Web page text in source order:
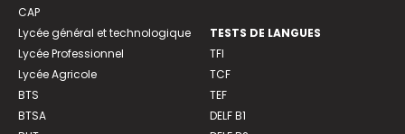
CAP
Lycée général et technologique
Lycée Professionnel
Lycée Agricole
BTS
BTSA
TESTS DE LANGUES
TFI
TCF
TEF
DELF B1